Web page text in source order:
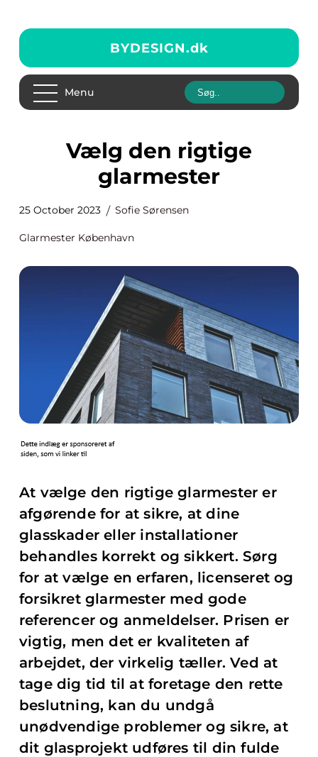
BYDESIGN.dk
Menu
Vælg den rigtige
glarmester
25 October 2023 Sofie Sørensen
Glarmester København
At vælge den rigtige glarmester er
afgørende for at sikre, at dine
glasskader eller installationer
behandles korrekt og sikkert. Sørg
for at vælge en erfaren, licenseret og
forsikret glarmester med gode
referencer og anmeldelser. Prisen er
vigtig, men det er kvaliteten af
arbejdet, der virkelig tæller. Ved at
tage dig tid til at foretage den rette
beslutning, kan du undgå
unødvendige problemer og sikre, at
dit glasprojekt udføres til din fulde